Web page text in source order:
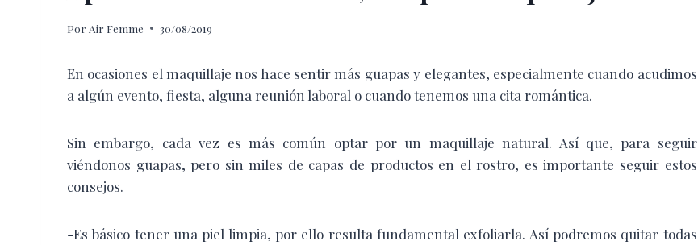
Por Air Femme 30/08/2019
En ocasiones el maquillaje nos hace sentir más guapas y elegantes, especialmente cuando acudimos
a algún evento, fiesta, alguna reunión laboral o cuando tenemos una cita romántica.
Sin embargo, cada vez es más común optar por un maquillaje natural. Así que, para seguir
viéndonos guapas, pero sin miles de capas de productos en el rostro, es importante seguir estos
consejos.
-Es básico tener una piel limpia, por ello resulta fundamental exfoliarla. Así podremos quitar todas